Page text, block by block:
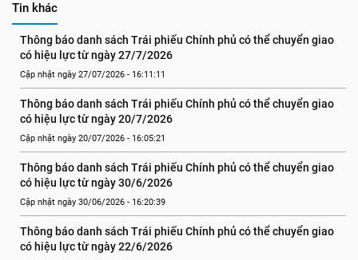
Tin khác
Thông báo danh sách Trái phiếu Chính phủ có thể chuyển giao
có hiệu lực từ ngày 27/7/2026
Cập nhật ngày 27/07/2026 - 16:11:11
Thông báo danh sách Trái phiếu Chính phủ có thể chuyển giao
có hiệu lực từ ngày 20/7/2026
Cập nhật ngày 20/07/2026 - 16:05:21
Thông báo danh sách Trái phiếu Chính phủ có thể chuyển giao
có hiệu lực từ ngày 30/6/2026
Cập nhật ngày 30/06/2026 - 16:20:39
Thông báo danh sách Trái phiếu Chính phủ có thể chuyển giao
có hiệu lực từ ngày 22/6/2026